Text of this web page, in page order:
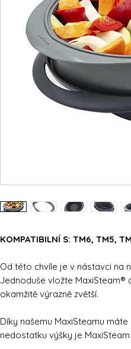
KOMPATIBILNÍ S: TM6, TM5,
Od této chvíle je v nástavci na
Jednoduše vložte
okamžitě výrazně zvětší.
Díky našemu MaxiSteamu
nedostatku výšky je